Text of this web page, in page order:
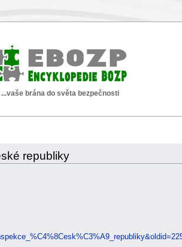
...vaše brána do světa bezpečnosti
republiky